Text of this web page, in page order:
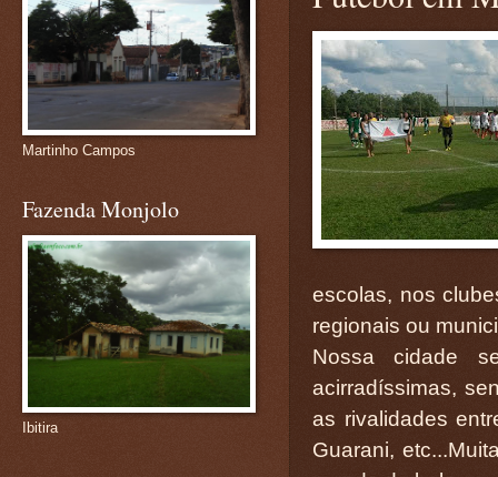
escolas, nos
regionais ou
Nossa cidade
acirradíssimas,
as rivalidades
Guarani,
Martinho Campos
Fazenda Monjolo
Ibitira